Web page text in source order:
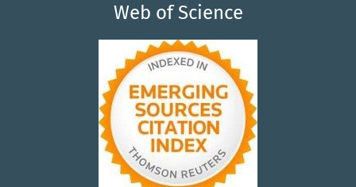
Web of Science